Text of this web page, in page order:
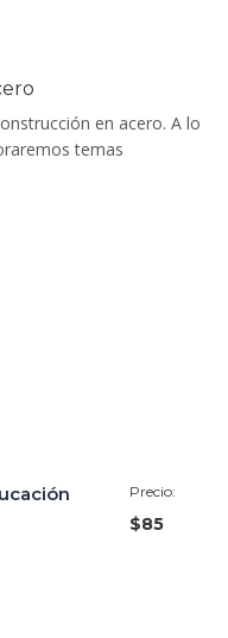
en acero. A lo
temas
Precio:
$85